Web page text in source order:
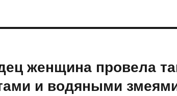
женщина провела
и водяными